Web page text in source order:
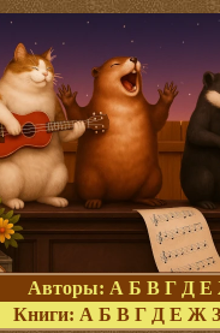
Авторы: А Б В Г Д Е
Книги: А Б В Г Д Е Ж З